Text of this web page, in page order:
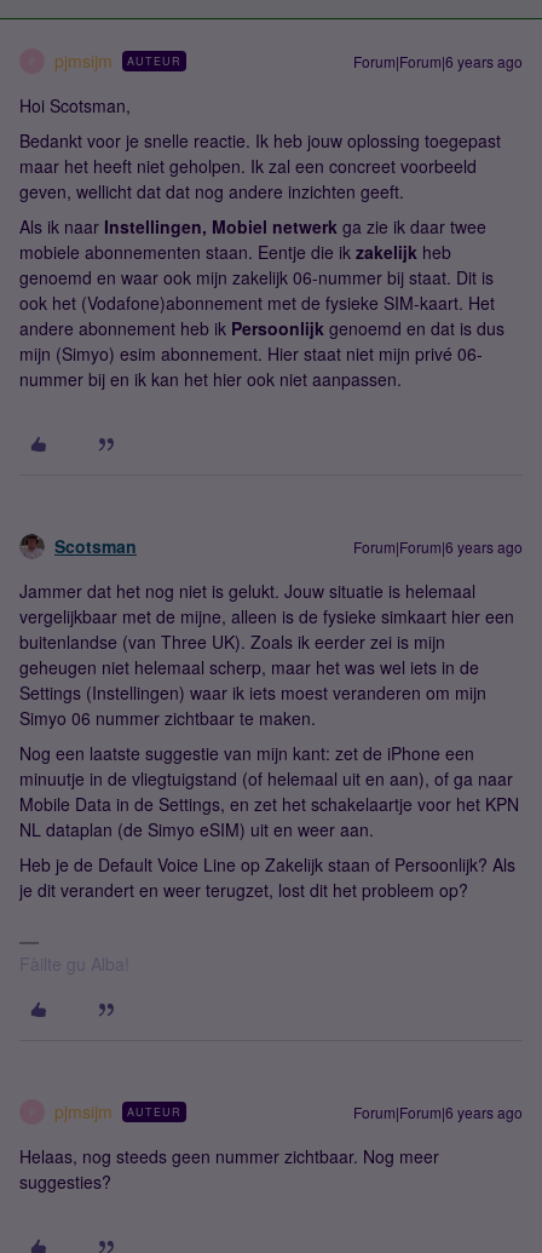
pjmsijm AUTEUR Forum|Forum|6 years ago
Hoi Scotsman,
Bedankt voor je snelle reactie. Ik heb jouw oplossing toegepast
maar het heeft niet geholpen. Ik zal een concreet voorbeeld
geven, wellicht dat dat nog andere inzichten geeft.
Als ik naar Instellingen, Mobiel netwerk ga zie ik daar twee
mobiele abonnementen staan. Eentje die ik zakelijk heb
genoemd en waar ook mijn zakelijk 06-nummer bij staat. Dit is
ook het (Vodafone)abonnement met de fysieke SIM-kaart. Het
andere abonnement heb ik Persoonlijk genoemd en dat is dus
mijn (Simyo) esim abonnement. Hier staat niet mijn privé 06-
nummer bij en ik kan het hier ook niet aanpassen.
Scotsman Forum|Forum|6 years ago
Jammer dat het nog niet is gelukt. Jouw situatie is helemaal
vergelijkbaar met de mijne, alleen is de fysieke simkaart hier een
buitenlandse (van Three UK). Zoals ik eerder zei is mijn
geheugen niet helemaal scherp, maar het was wel iets in de
Settings (Instellingen) waar ik iets moest veranderen om mijn
Simyo 06 nummer zichtbaar te maken.
Nog een laatste suggestie van mijn kant: zet de iPhone een
minuutje in de vliegtuigstand (of helemaal uit en aan), of ga naar
Mobile Data in de Settings, en zet het schakelaartje voor het KPN
NL dataplan (de Simyo eSIM) uit en weer aan.
Heb je de Default Voice Line op Zakelijk staan of Persoonlijk? Als
je dit verandert en weer terugzet, lost dit het probleem op?
Fàilte gu Alba!
pjmsijm AUTEUR Forum|Forum|6 years ago
Helaas, nog steeds geen nummer zichtbaar. Nog meer
suggesties?